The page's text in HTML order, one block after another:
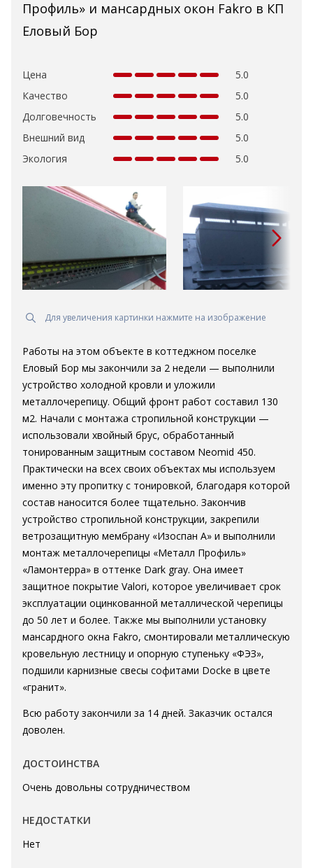
Профиль» и мансардных окон Fakro в КП
Еловый Бор
Цена
5.0
Качество
5.0
Долговечность
5.0
Внешний вид
5.0
Экология
5.0
Для увеличения картинки нажмите на изображение
Работы на этом объекте в коттеджном поселке
Еловый Бор мы закончили за 2 недели — выполнили
устройство холодной кровли и уложили
металлочерепицу. Общий фронт работ составил 130
м2. Начали с монтажа стропильной конструкции —
использовали хвойный брус, обработанный
тонированным защитным составом Neomid 450.
Практически на всех своих объектах мы используем
именно эту пропитку с тонировкой, благодаря которой
состав наносится более тщательно. Закончив
устройство стропильной конструкции, закрепили
ветрозащитную мембрану «Изоспан А» и выполнили
монтаж металлочерепицы «Металл Профиль»
«Ламонтерра» в оттенке Dark gray. Она имеет
защитное покрытие Valori, которое увеличивает срок
эксплуатации оцинкованной металлической черепицы
до 50 лет и более. Также мы выполнили установку
мансардного окна Fakro, смонтировали металлическую
кровельную лестницу и опорную ступеньку «ФЭЗ»,
подшили карнизные свесы софитами Docke в цвете
«гранит».
Всю работу закончили за 14 дней. Заказчик остался
доволен.
ДОСТОИНСТВА
Очень довольны сотрудничеством
НЕДОСТАТКИ
Нет